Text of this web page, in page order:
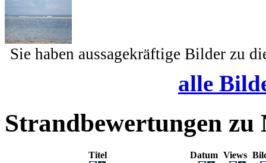
Sie haben aussagekräftige Bilder zu
alle
Strandbewertungen zu
Titel Datum Views